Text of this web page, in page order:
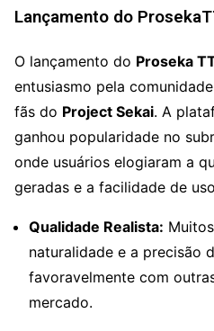
Lançamento do
O lançamento do Proseka
entusiasmo pela
fãs do Project Sekai. A
ganhou popularidade no
onde usuários elogiaram a
geradas e a facilidade de
Qualidade Realista:
naturalidade e a precisão
favoravelmente com
mercado.